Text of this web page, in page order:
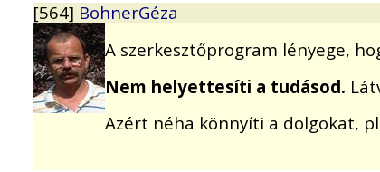
[564] BohnerGéza
A szerkesztőprogram lényege,
Nem helyettesíti a tudásod.
Azért néha könnyíti a dolgokat,